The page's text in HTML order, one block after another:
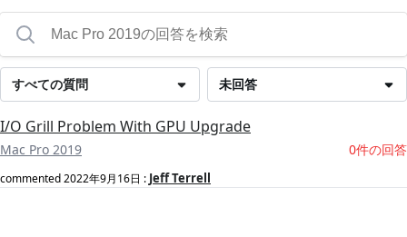
未回答
すべての質問
I/O Grill Problem With GPU Upgrade
Mac Pro 2019 0件の回答
commented2022年9月16日 : Jeff Terrell